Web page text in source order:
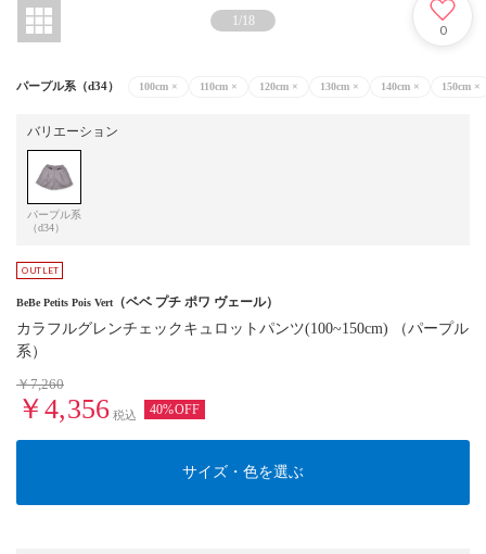
1/18
0
パープル系（d34） 100cm × 110cm × 120cm × 130cm × 140cm × 150cm ×
バリエーション
パープル系
（d34）
BeBe Petits Pois Vert （ベベ プチ ポワ ヴェール）
カラフルグレンチェックキュロットパンツ(100~150cm) （パープル
系）
￥7,260
￥4,356 税込 40%OFF
サイズ・色を選ぶ